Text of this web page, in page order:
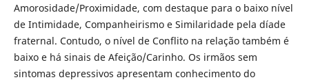
Amorosidade/Proximidade, com destaque para o baixo nível
de Intimidade, Companheirismo e Similaridade pela díade
fraternal. Contudo, o nível de Conflito na relação também é
baixo e há sinais de Afeição/Carinho. Os irmãos sem
sintomas depressivos apresentam conhecimento do